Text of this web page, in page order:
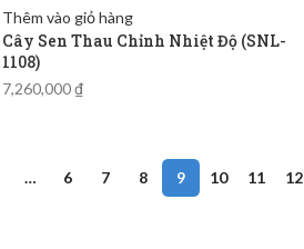
Thêm vào giỏ hàng
Cây Sen Thau Chỉnh Nhiệt Độ (SNL-
1108)
7,260,000₫
… 6 7 8 9 10 11 12